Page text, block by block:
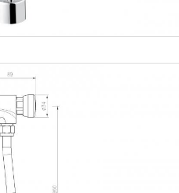
al piano di carico con lo
per eseguire l’opera a